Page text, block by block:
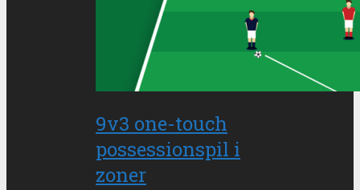
9v3 one-touch
possessionspil i
zoner